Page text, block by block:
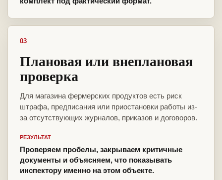
03
Плановая или внеплановая
проверка
Для магазина фермерских продуктов есть риск
штрафа, предписания или приостановки работы из-
за отсутствующих журналов, приказов и договоров.
РЕЗУЛЬТАТ
Проверяем пробелы, закрываем критичные
документы и объясняем, что показывать
инспектору именно на этом объекте.